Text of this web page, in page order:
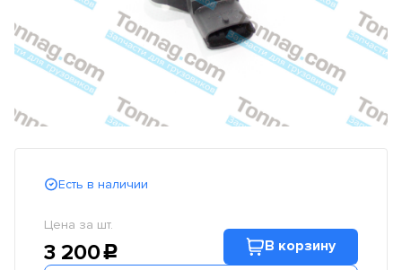
Есть в наличии
Цена за шт.
3 200c В корзину